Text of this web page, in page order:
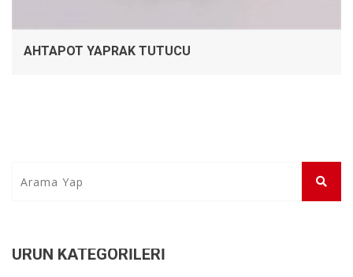
AHTAPOT YAPRAK TUTUCU
ÜRÜN KATEGORILERI